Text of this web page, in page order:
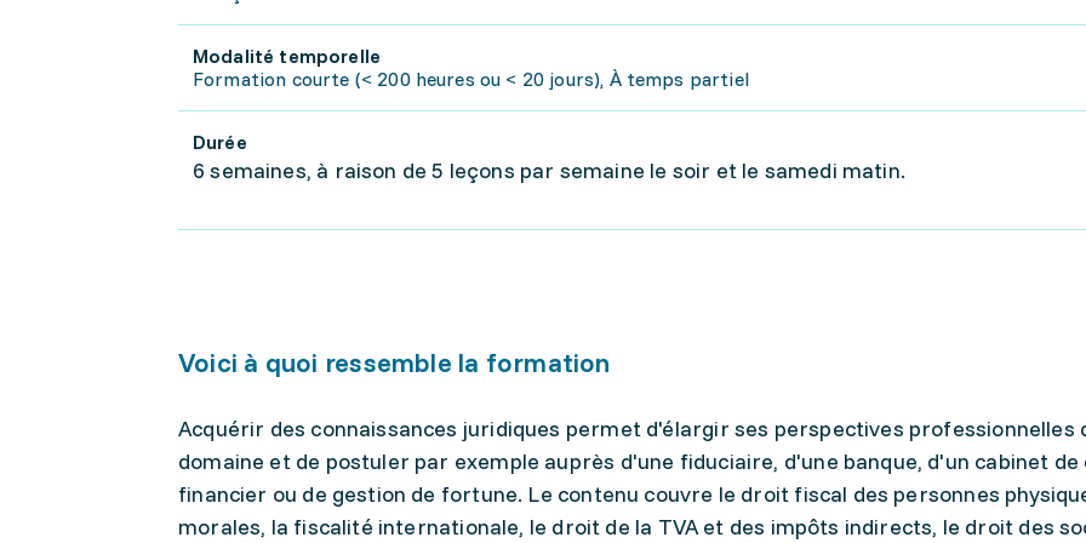
Modalité temporelle
Formation courte (< 200 heures ou < 20 jours), À temps partiel
Durée
6 semaines, à raison de 5 leçons par semaine le soir et le samedi matin.
Voici à quoi ressemble la formation
Acquérir des connaissances juridiques permet d'élargir ses perspectives professionnelles
domaine et de postuler par exemple auprès d'une fiduciaire, d'une banque, d'un cabinet de
financier ou de gestion de fortune. Le contenu couvre le droit fiscal des personnes
morales, la fiscalité internationale, le droit de la TVA et des impôts indirects, le droit des